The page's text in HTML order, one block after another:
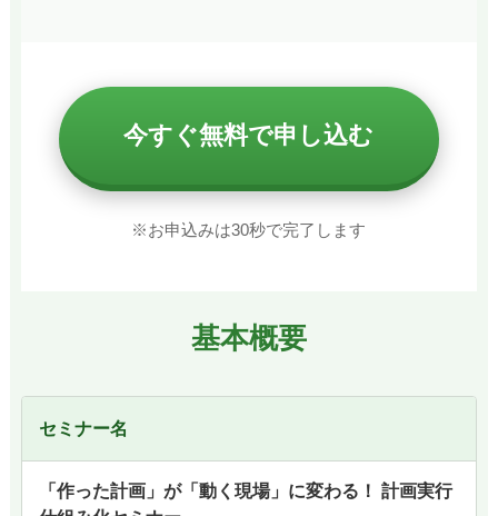
今すぐ無料で申し込む
※お申込みは30秒で完了します
基本概要
セミナー名
「作った計画」が「動く現場」に変わる！ 計画実行